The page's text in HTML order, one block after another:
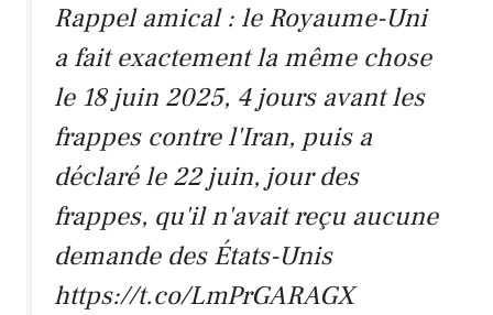
Rappel amical : le Royaume-Uni
a fait exactement la même chose
le 18 juin 2025, 4 jours avant les
frappes contre l'Iran, puis a
déclaré le 22 juin, jour des
frappes, qu'il n'avait reçu aucune
demande des États-Unis
https://t.co/LmPrGARAGX